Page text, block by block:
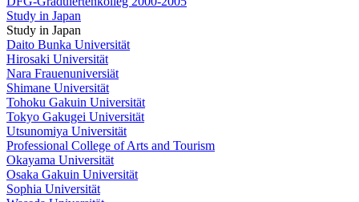
Study in Japan
Study in Japan
Daito Bunka Universität
Hirosaki Universität
Nara Frauenuniversiät
Shimane Universität
Tohoku Gakuin Universität
Tokyo Gakugei Universität
Utsunomiya Universität
Professional College of Arts and Tourism
Okayama Universität
Osaka Gakuin Universität
Sophia Universität